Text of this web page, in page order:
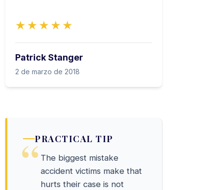
★★★★★
Patrick Stanger
2 de marzo de 2018
PRACTICAL TIP
The biggest mistake
accident victims make that
hurts their case is not